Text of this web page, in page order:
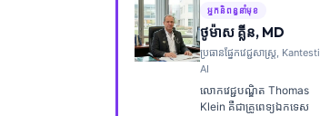
អ្នកនិពន្ធនាំមុខ
ថូម៉ាស គ្លីន, MD
ប្រធានផ្នែកវេជ្ជសាស្ត្រ, Kantesti
AI
លោកវេជ្ជបណ្ឌិត Thomas
Klein គឺជាគ្រូពេទ្យឯកទេស